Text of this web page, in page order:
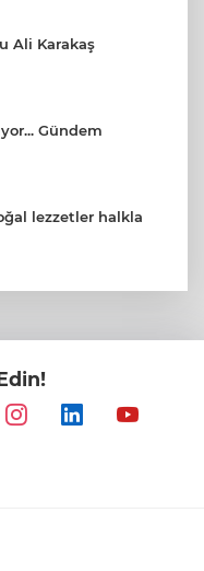
Ali Karakaş
Gündem
lezzetler halkla
özel video
büyüledi
Platformu’ndan